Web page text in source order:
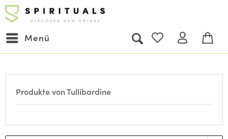
Menü
Produkte von Tullibardine